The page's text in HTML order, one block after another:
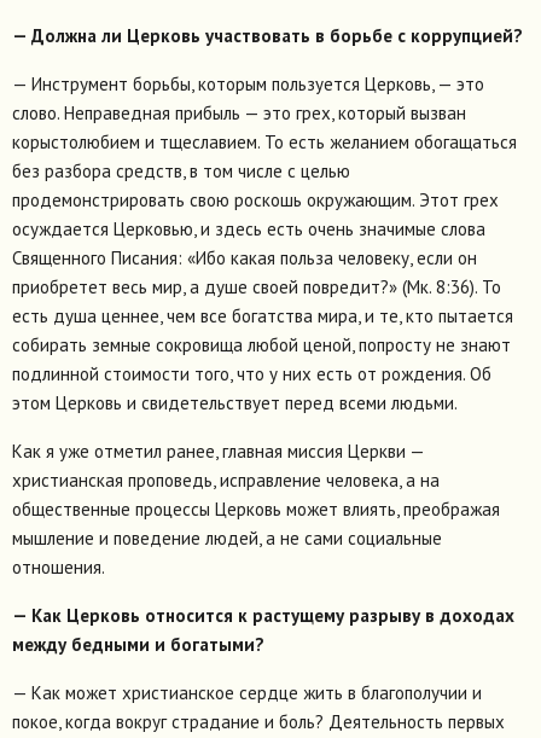
— Должна ли Церковь участвовать в борьбе с коррупцией?
— Инструмент борьбы, которым пользуется Церковь, — это
слово. Неправедная прибыль — это грех, который вызван
корыстолюбием и тщеславием. То есть желанием обогащаться
без разбора средств, в том числе с целью
продемонстрировать свою роскошь окружающим. Этот грех
осуждается Церковью, и здесь есть очень значимые слова
Священного Писания: «Ибо какая польза человеку, если он
приобретет весь мир, а душе своей повредит?» (Мк. 8:36). То
есть душа ценнее, чем все богатства мира, и те, кто пытается
собирать земные сокровища любой ценой, попросту не знают
подлинной стоимости того, что у них есть от рождения. Об
этом Церковь и свидетельствует перед всеми людьми.
Как я уже отметил ранее, главная миссия Церкви —
христианская проповедь, исправление человека, а на
общественные процессы Церковь может влиять, преображая
мышление и поведение людей, а не сами социальные
отношения.
— Как Церковь относится к растущему разрыву в доходах
между бедными и богатыми?
— Как может христианское сердце жить в благополучии и
покое, когда вокруг страдание и боль? Деятельность первых